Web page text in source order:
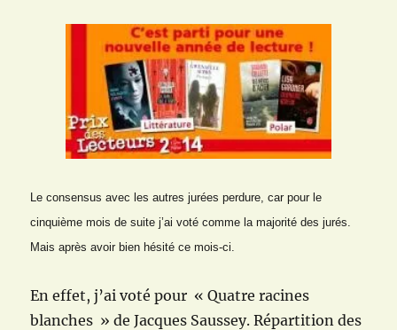
Le consensus avec les autres jurées perdure, car pour le
cinquième mois de suite j’ai voté comme la majoritédes jurés.
Mais après avoir bien hésité ce mois-ci.
En effet, j’ai voté pour «Quatre racines
blanches » de Jacques Saussey. Répartition des